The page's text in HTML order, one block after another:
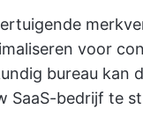
voor
bureau kan
SaaS-bedrijf te